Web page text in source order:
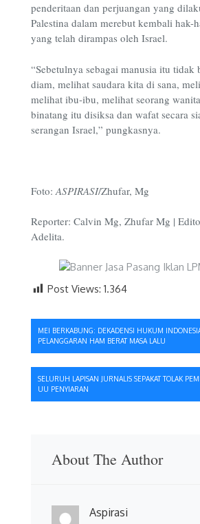
penderitaan dan perjuangan yang
Palestina dalam merebut kembali hak-
yang telah dirampas oleh Israel.
“Sebetulnya sebagai manusia itu tidak
diam, melihat saudara kita di sana,
melihat ibu-ibu, melihat seorang
binatang itu disiksa dan wafat secara
serangan Israel,” pungkasnya.
Foto: ASPIRASI/Zhufar, Mg
Reporter: Calvin Mg, Zhufar Mg |
Adelita.
Post Views: 1.364
Navigasi
pos
MEI BERKABUNG: DEKADENSI HUKUM
PELANGGARAN HAM BERAT MASA LALU
SELURUH LAPISAN JURNALIS SEPAKAT TOLAK
UU PENYIARAN
About The Author
Aspirasi